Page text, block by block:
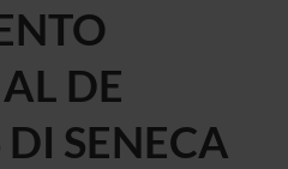
DE
SENECA